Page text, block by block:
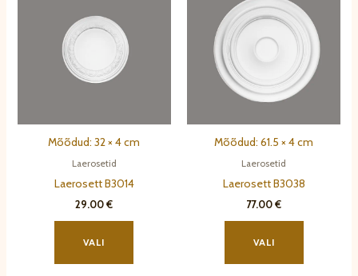
Mõõdud: 32 × 4 cm
Laerosetid
Laerosett B3014
29.00€
VALI
Sellel
on
Mõõdud: 61.5 × 4 cm
Laerosetid
Laerosett B3038
77.00€
VALI
Sellel
on